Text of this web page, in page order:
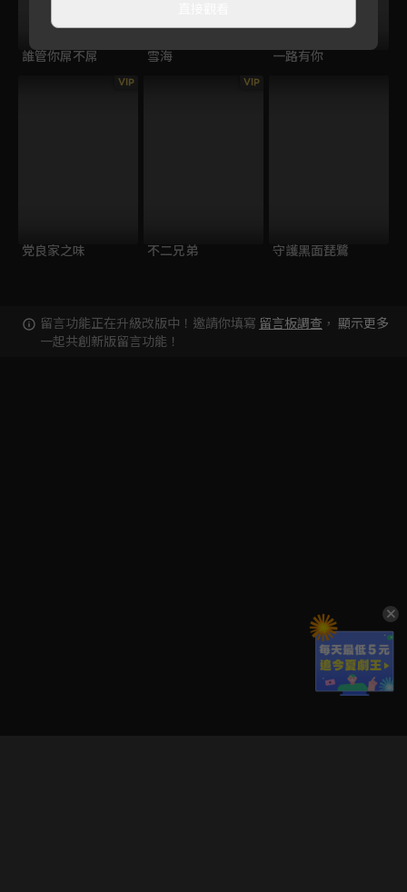
誰管你屌不屌 雪海 一路有你
VIP
党良家之味
VIP
不二兄弟 守護黑面琵鷺
留言功能正在升級改版中！邀請你填寫 留言板調查 ，
一起共創新版留言功能！
顯示更多